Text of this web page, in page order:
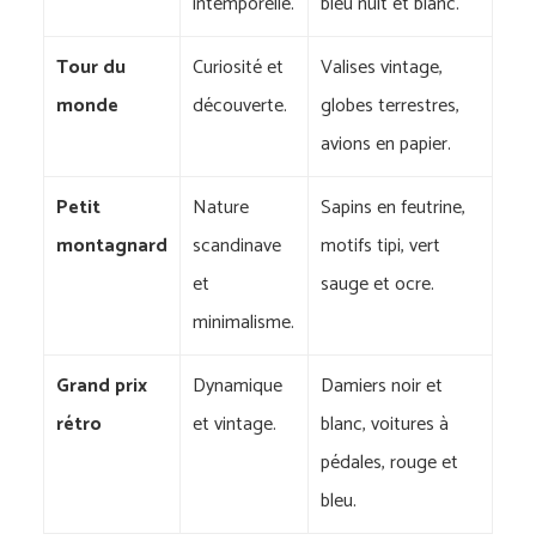
Tour du
monde
Curiosité et
découverte.
Valises vintage,
globes terrestres,
avions en papier.
Petit
montagnard
Nature
scandinave
et
minimalisme.
Sapins en feutrine,
motifs tipi, vert
sauge et ocre.
Grand prix
rétro
Dynamique
et vintage.
Damiers noir et
blanc, voitures à
pédales, rouge et
bleu.